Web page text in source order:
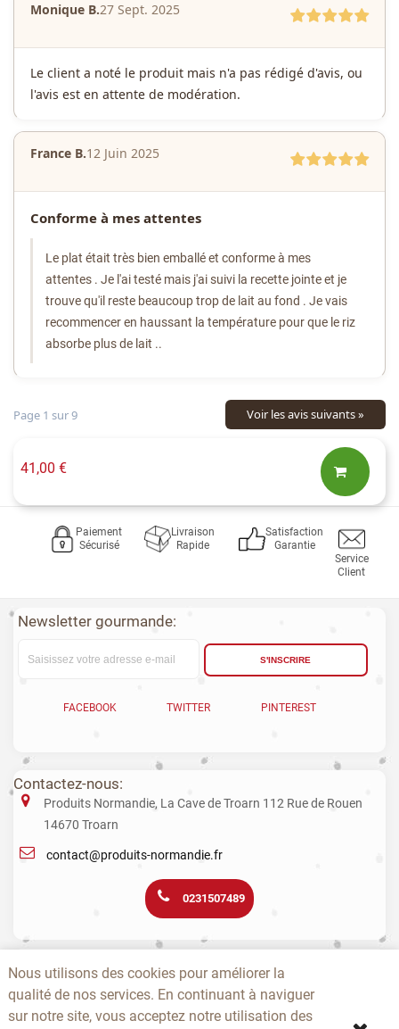
Monique B.27 Sept. 2025
Le client a noté le produit mais n'a pas rédigé d'avis, ou
l'avis est en attente de modération.
France B.12 Juin 2025
Conforme à mes attentes
Le plat était très bien emballé et conforme à mes
attentes . Je l'ai testé mais j'ai suivi la recette jointe et je
trouve qu'il reste beaucoup trop de lait au fond . Je vais
recommencer en haussant la température pour que le riz
absorbe plus de lait ..
Page 1 sur 9 Voir les avis suivants »
41,00 €
Paiement
Sécurisé
Livraison
Rapide
Satisfaction
Garantie
Service
Client
Newsletter gourmande:
S'INSCRIRE
FACEBOOK TWITTER PINTEREST
Contactez-nous:
Produits Normandie, La Cave de Troarn 112 Rue de Rouen
14670 Troarn
contact@produits-normandie.fr
0231507489
Nous utilisons des cookies pour améliorer la
qualité de nos services. En continuant à naviguer
sur notre site, vous acceptez notre utilisation des
pour la santé. La consommation de boissons alcoolisées pendant la
grossesse, même en faible quantité, peut avoir des conséquences
graves sur la santé de l’enfant.